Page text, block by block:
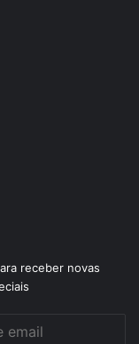
receber novas